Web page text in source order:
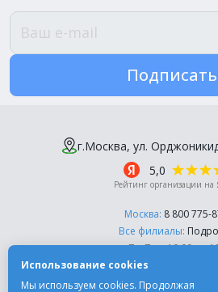
© Компания «Эль-Дент»,
г.Москва, ул.
5,0
Рейтинг организации на
Москва: 8 800 775-
Все филиалы:
Пн-Пт, с 10:00 до
Использование cookies
Мы используем cookies. Продолжая